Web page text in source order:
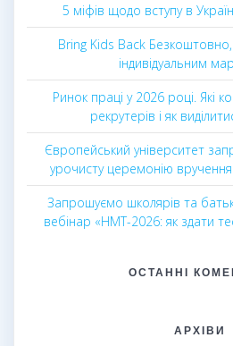
5 міфів щодо вступу в
Bring Kids Back
індивідуальним
Ринок праці у 2026 році. Які
рекрутерів і як
Європейський університет
урочисту церемонію вручення
Запрошуємо школярів та
вебінар «НМТ-2026: як здати
ОСТАННІ
АРХІВИ